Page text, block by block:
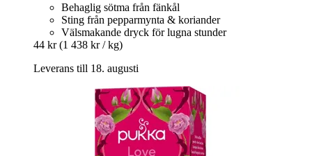
Behaglig sötma från fänkål
Sting från pepparmynta & koriander
Välsmakande dryck för lugna stunder
44 kr (1 438 kr / kg)
Leverans till 18. augusti